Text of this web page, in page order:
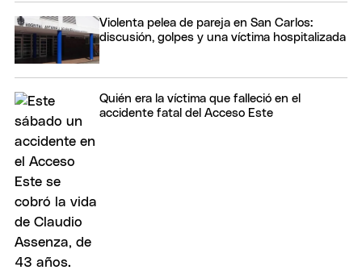
Violenta pelea de pareja en San Carlos:
discusión, golpes y una víctima hospitalizada
Quién era la víctima que falleció en el
accidente fatal del Acceso Este